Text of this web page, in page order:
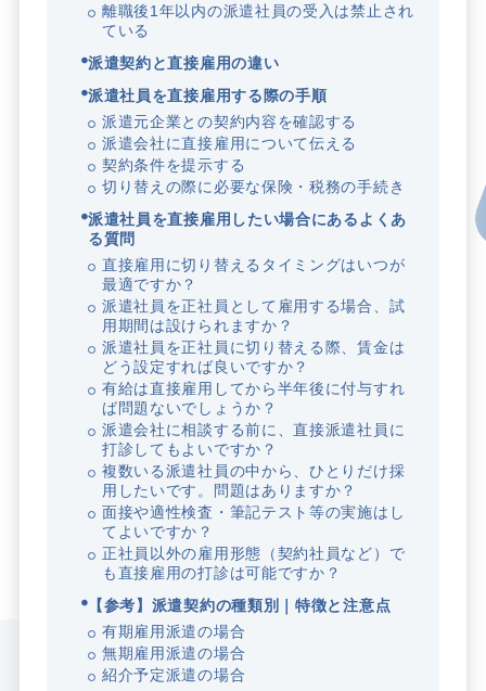
離職後1年以内の派遣社員の受入は禁止され
ている
派遣契約と直接雇用の違い
派遣社員を直接雇用する際の手順
派遣元企業との契約内容を確認する
派遣会社に直接雇用について伝える
契約条件を提示する
切り替えの際に必要な保険・税務の手続き
派遣社員を直接雇用したい場合にあるよくあ
る質問
直接雇用に切り替えるタイミングはいつが
最適ですか？
派遣社員を正社員として雇用する場合、試
用期間は設けられますか？
派遣社員を正社員に切り替える際、賃金は
どう設定すれば良いですか？
有給は直接雇用してから半年後に付与すれ
ば問題ないでしょうか？
派遣会社に相談する前に、直接派遣社員に
打診してもよいですか？
複数いる派遣社員の中から、ひとりだけ採
用したいです。問題はありますか？
面接や適性検査・筆記テスト等の実施はし
てよいですか？
正社員以外の雇用形態（契約社員など）で
も直接雇用の打診は可能ですか？
【参考】派遣契約の種類別｜特徴と注意点
有期雇用派遣の場合
無期雇用派遣の場合
紹介予定派遣の場合